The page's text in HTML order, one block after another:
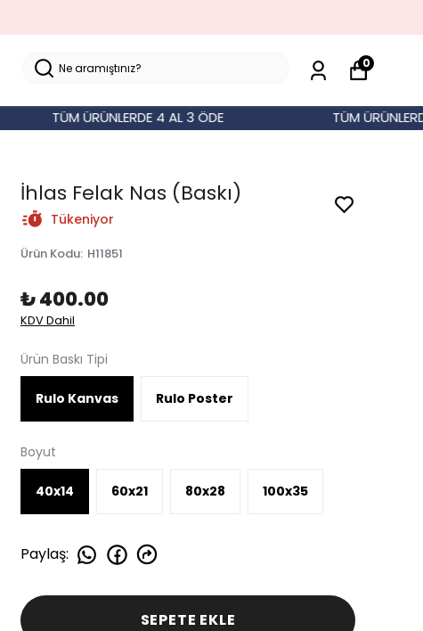
0
TÜM ÜRÜNLERDE 4 AL 3 ÖDE
TÜM ÜRÜNLERDE
İhlas Felak Nas (Baskı)
Tükeniyor
Ürün Kodu: H11851
₺ 400.00
KDV Dahil
Ürün Baskı Tipi
Rulo Kanvas Rulo Poster
Boyut
40x14 60x21 80x28 100x35
Paylaş:
SEPETE EKLE